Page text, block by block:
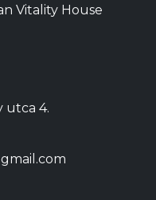
Vitality House
utca 4.